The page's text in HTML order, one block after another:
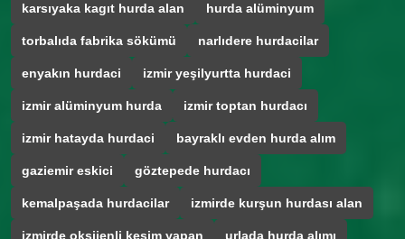
karsıyaka kagıt hurda alan hurda alüminyum
torbalıda fabrika sökümü narlıdere hurdacilar
enyakın hurdaci izmir yeşilyurtta hurdaci
izmir alüminyum hurda izmir toptan hurdacı
izmir hatayda hurdaci bayraklı evden hurda alım
gaziemir eskici göztepede hurdacı
kemalpaşada hurdacilar izmirde kurşun hurdası alan
izmirde oksijenli kesim yapan urlada hurda alımı